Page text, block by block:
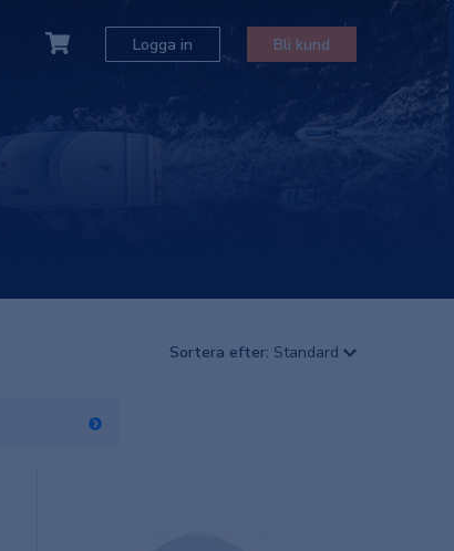
Logga in Bli kund
Sortera efter: Standard